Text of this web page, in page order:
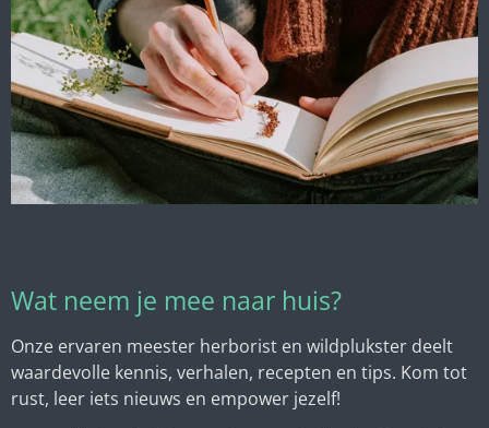
Wat neem je mee naar huis?
Onze ervaren meester herborist en wildplukster deelt
waardevolle kennis, verhalen, recepten en tips. Kom tot
rust, leer iets nieuws en empower jezelf!